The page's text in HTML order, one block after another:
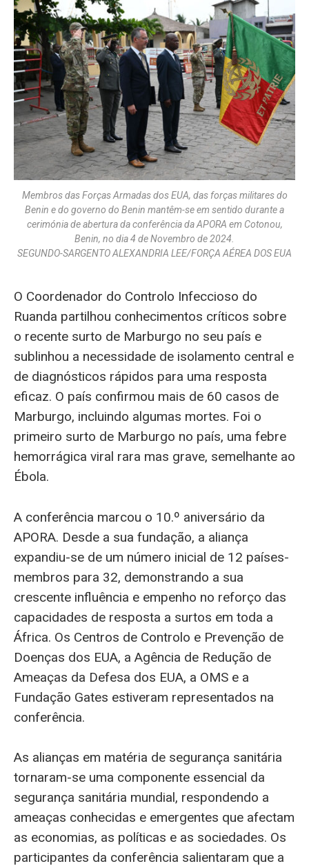
Membros das Forças Armadas dos EUA, das forças militares do
Benin e do governo do Benin mantêm-se em sentido durante a
cerimónia de abertura da conferência da APORA em Cotonou,
Benin, no dia 4 de Novembro de 2024.
SEGUNDO-SARGENTO ALEXANDRIA LEE/FORÇA AÉREA DOS EUA
O Coordenador do Controlo Infeccioso do
Ruanda partilhou conhecimentos críticos sobre
o recente surto de Marburgo no seu país e
sublinhou a necessidade de isolamento central e
de diagnósticos rápidos para uma resposta
eficaz. O país confirmou mais de 60 casos de
Marburgo, incluindo algumas mortes. Foi o
primeiro surto de Marburgo no país, uma febre
hemorrágica viral rara mas grave, semelhante ao
Ébola.
A conferência marcou o 10.º aniversário da
APORA. Desde a sua fundação, a aliança
expandiu-se de um número inicial de 12 países-
membros para 32, demonstrando a sua
crescente influência e empenho no reforço das
capacidades de resposta a surtos em toda a
África. Os Centros de Controlo e Prevenção de
Doenças dos EUA, a Agência de Redução de
Ameaças da Defesa dos EUA, a OMS e a
Fundação Gates estiveram representados na
conferência.
As alianças em matéria de segurança sanitária
tornaram-se uma componente essencial da
segurança sanitária mundial, respondendo a
ameaças conhecidas e emergentes que afectam
as economias, as políticas e as sociedades. Os
participantes da conferência salientaram que a